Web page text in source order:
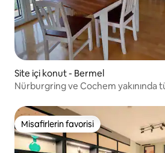
Site içi konut - Bermel
Nürburgring ve Cochem yakınında
Misafirlerin favorisi
Misafirlerin favorisi